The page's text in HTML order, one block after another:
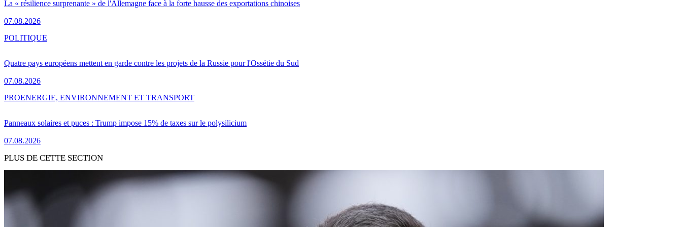
La « résilience surprenante » de l'Allemagne face à la forte hausse des exportations chinoises
07.08.2026
Quatre pays européens mettent en garde contre les projets de la Russie pour l'Ossétie du Sud
07.08.2026
POLITIQUE
Panneaux solaires et puces : Trump impose 15% de taxes sur le polysilicium
07.08.2026
PROENERGIE, ENVIRONNEMENT ET TRANSPORT
PLUS DE CETTE SECTION